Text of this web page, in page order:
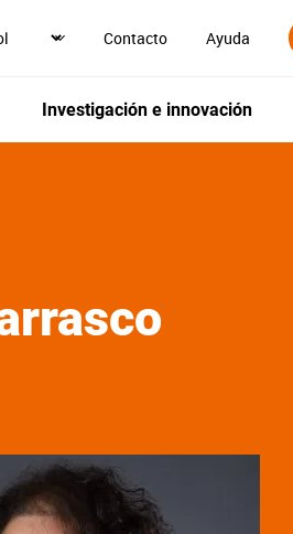
Contacto Ayuda
Investigación e innovación